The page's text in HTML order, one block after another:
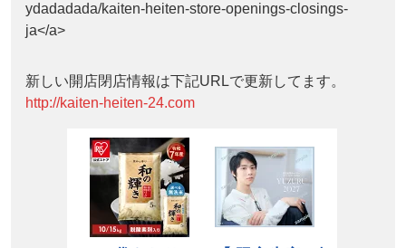
ydadadada/kaiten-heiten-store-openings-closings-
ja</a>
新しい開店閉店情報は下記URLで更新してます。
http://kaiten-heiten-24.com